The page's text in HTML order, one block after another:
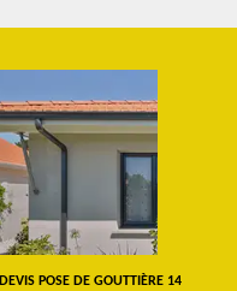
DEVIS POSE DE GOUTTIÈRE 14